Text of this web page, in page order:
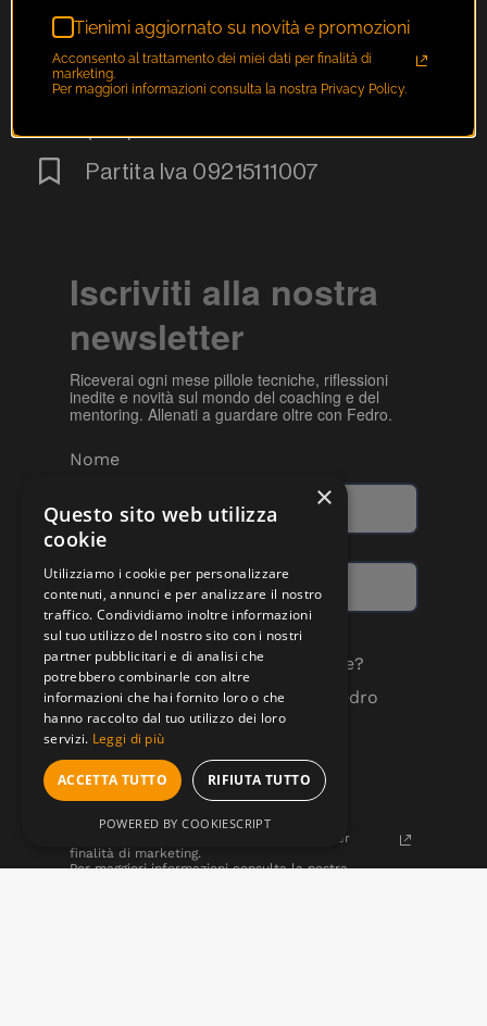
fedro@fedro.it
+39 06 35453940
Via Gregoriana n. 5 00187 Roma
(RM)
Partita Iva 09215111007
Iscriviti alla nostra
newsletter
Riceverai ogni mese pillole tecniche, riflessioni
inedite e novità sul mondo del coaching e del
mentoring. Allenati a guardare oltre con Fedro.
Nome
Quali comunicazioni vuoi ricevere?
Aggiornamenti dedicati alla Fedro
School
Novità sul progetto Fedro
Tienimi aggiornato su novità e
promozioni
Acconsento al trattamento dei miei dati per
finalità di marketing.
Per maggiori informazioni consulta la nostra
×
Questo sito web utilizza
cookie
Utilizziamo i cookie per personalizzare
contenuti, annunci e per analizzare il nostro
traffico. Condividiamo inoltre informazioni
sul tuo utilizzo del nostro sito con i nostri
partner pubblicitari e di analisi che
potrebbero combinarle con altre
informazioni che hai fornito loro o che
hanno raccolto dal tuo utilizzo dei loro
servizi. Leggi di più
ACCETTA TUTTO RIFIUTA TUTTO
POWERED BY COOKIESCRIPT
Tienimi aggiornato su novità e promozioni
Acconsento al trattamento dei miei dati per finalità di
marketing.
Per maggiori informazioni consulta la nostra Privacy Policy.